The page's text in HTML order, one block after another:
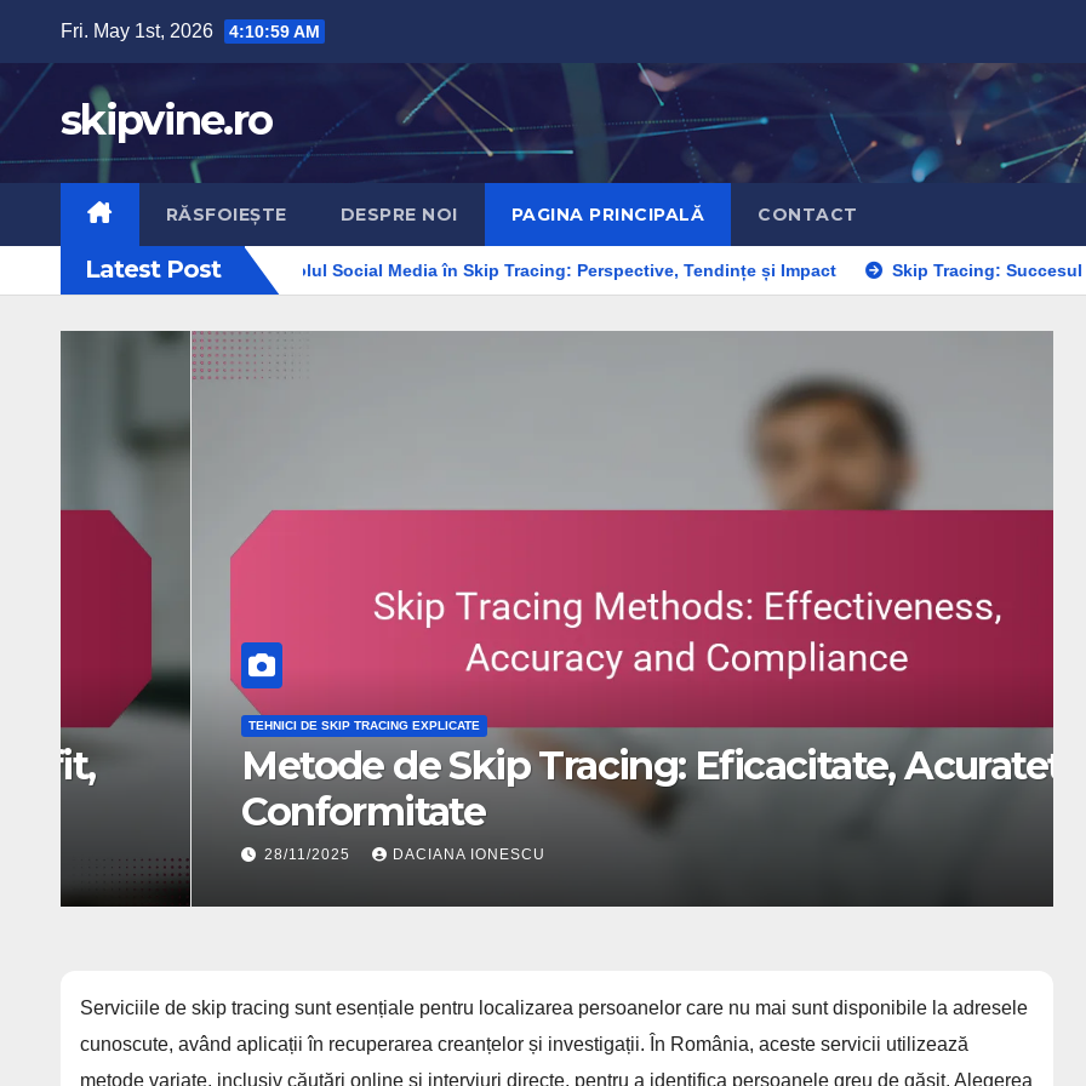
content
Fri. May 1st, 2026 4:11:00 AM
skipvine.ro
RĂSFOIEȘTE DESPRE NOI PAGINA PRINCIPALĂ CONTACT
Latest Post
de Evitare Rolul Social Media în Skip Tracing: Perspective, Tendințe și Impact Skip Tracing: Succesul
FACTORII DE COST PENTRU SERVICIILE DE SKIP TRACING
Prețurile Skip Tracing: Factori care influențează
și elementele de cost
03/12/2025 DACIANA IONESCU
Serviciile de skip tracing sunt esențiale pentru localizarea persoanelor care nu mai sunt disponibile la adresele
cunoscute, având aplicații în recuperarea creanțelor și investigații. În România, aceste servicii utilizează
metode variate, inclusiv căutări online și interviuri directe, pentru a identifica persoanele greu de găsit. Alegerea